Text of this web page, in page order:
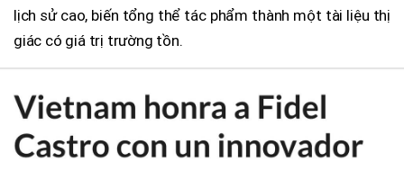
lịch sử cao, biến tổng thể tác phẩm thành một tài liệu thị
giác có giá trị trường tồn.